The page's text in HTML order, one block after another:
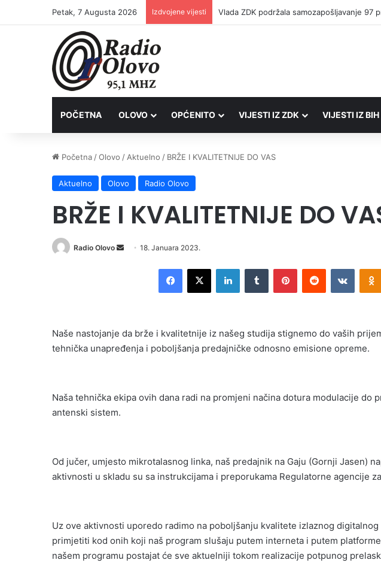
Petak, 7 Augusta 2026 Izdvojene vijesti
POČETNA OLOVO OPĆENITO VIJESTI IZ ZDK VIJESTI IZ BIH
Početna /Olovo / Aktuelno / BRŽE I KVALITETNIJE DO VAS
Aktuelno Olovo Radio Olovo
BRŽE I KVALITETNIJE DO
Radio Olovo
Send18. Januara 2023.
Facebook
X LinkedInTumblr PinterestReddit
Naše nastojanje da brže i kvalitetnije iz našeg studija stignemo do vaših
tehnička unapređenja i poboljšanja predajničke odnosno emisione opreme.
Naša tehnička ekipa ovih dana radi na promjeni načina dotura modulacije do
antenski sistem.
Od jučer, umjesto mikrotalasnog linka, naš predajnik na Gaju (Gornji Jasen)
aktivnosti u skladu su sa instrukcijama i preporukama Regulatorne agencije
Uz ove aktivnosti uporedo radimo na poboljšanju kvalitete izlaznog
primjetiti kod onih koji naš program slušaju putem interneta i putem
našem programu postajat će sve aktuelniji tokom realizacije potpunog